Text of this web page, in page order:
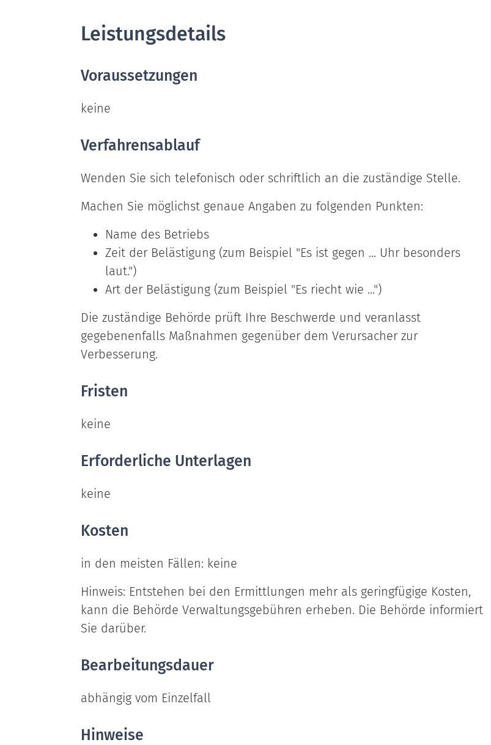
Leistungsdetails
Voraussetzungen
keine
Verfahrensablauf
Wenden Sie sich telefonisch oder schriftlich an die zuständige Stelle.
Machen Sie möglichst genaue Angaben zu folgenden Punkten:
Name des Betriebs
Zeit der Belästigung (zum Beispiel "Es ist gegen ... Uhr besonders
laut.")
Art der Belästigung (zum Beispiel "Es riecht wie ...")
Die zuständige Behörde prüft Ihre Beschwerde und veranlasst
gegebenenfalls Maßnahmen gegenüber dem Verursacher zur
Verbesserung.
Fristen
keine
Erforderliche Unterlagen
keine
Kosten
in den meisten Fällen: keine
Hinweis: Entstehen bei den Ermittlungen mehr als geringfügige Kosten,
kann die Behörde Verwaltungsgebühren erheben. Die Behörde informiert
Sie darüber.
Bearbeitungsdauer
abhängig vom Einzelfall
Hinweise